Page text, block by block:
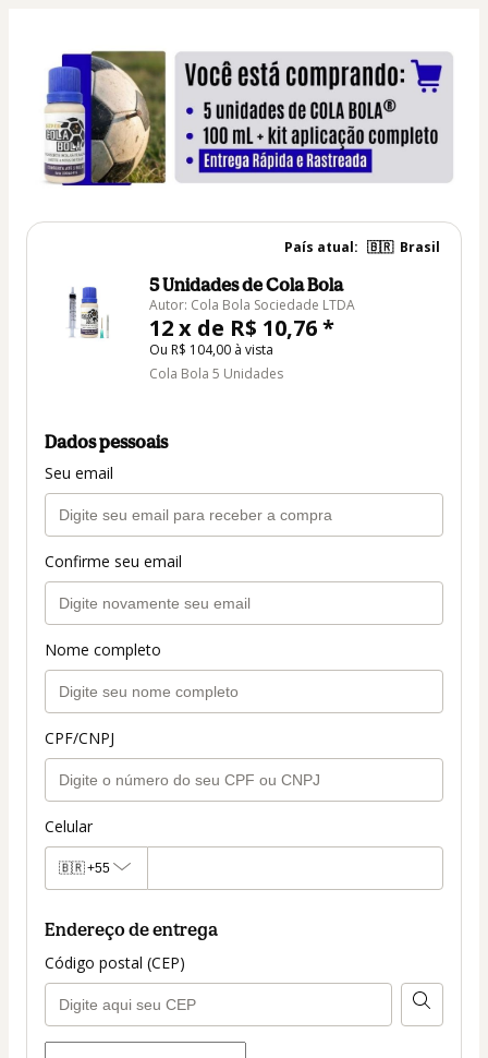
País atual: 🇧🇷 Brasil
5 Unidades de Cola Bola
Autor: Cola Bola Sociedade LTDA
12 x de R$ 10,76 *
Ou R$ 104,00 à vista
Cola Bola 5 Unidades
Dados pessoais
Seu email
Confirme seu email
Nome completo
CPF/CNPJ
Celular
🇧🇷+55
Endereço de entrega
Código postal (CEP)